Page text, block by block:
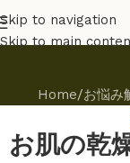
Skip to navigation
Skip to main
Home/お悩み
お肌の乾